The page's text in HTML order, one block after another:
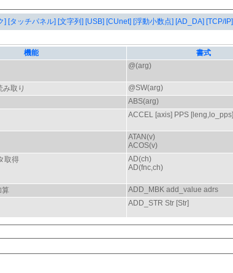
] [タッチパネル] [文字列] [USB] [CUnet] [浮動小数点] [AD_DA] [TCP/IP]